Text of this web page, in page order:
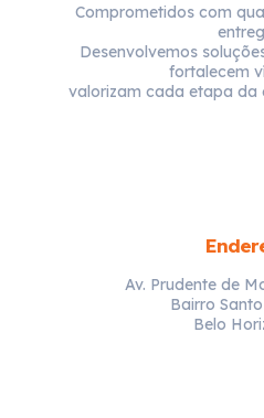
Comprometidos com
Desenvolvemos
fortalecem
valorizam cada etapa da
Av. Prudente de
Bairro
Belo